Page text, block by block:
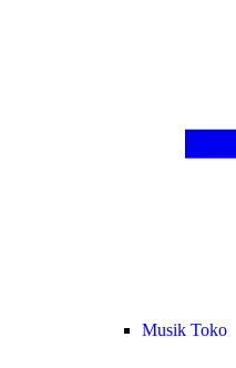
Musik Toko